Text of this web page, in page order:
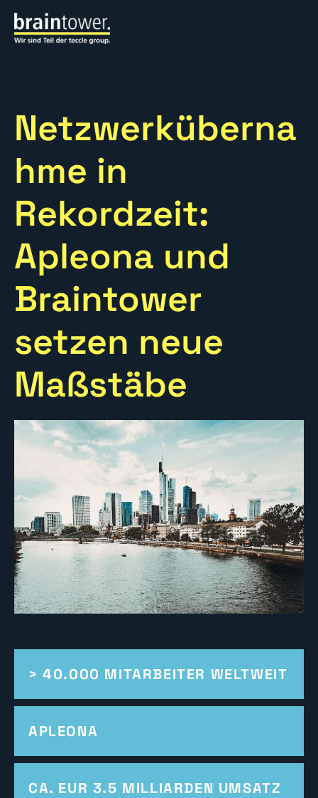
Netzwerküberna
hme in
Rekordzeit:
Apleona und
Braintower
setzen neue
Maßstäbe
> 40.000 MITARBEITER WELTWEIT
APLEONA
CA. EUR 3.5 MILLIARDEN UMSATZ